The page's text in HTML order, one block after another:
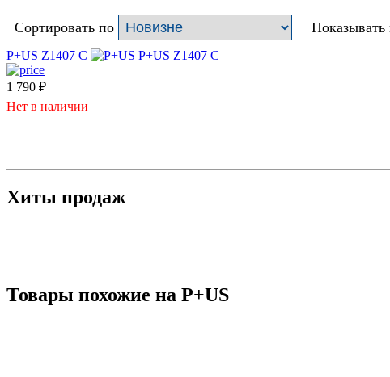
Сортировать по Показывать
P+US Z1407 C
1 790 ₽
Нет в наличии
Хиты продаж
Товары похожие на P+US